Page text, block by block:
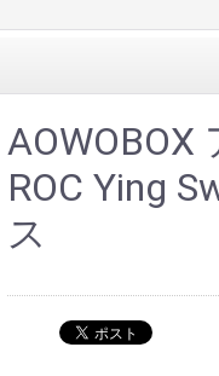
AOWOBOX
ROC Ying
ス